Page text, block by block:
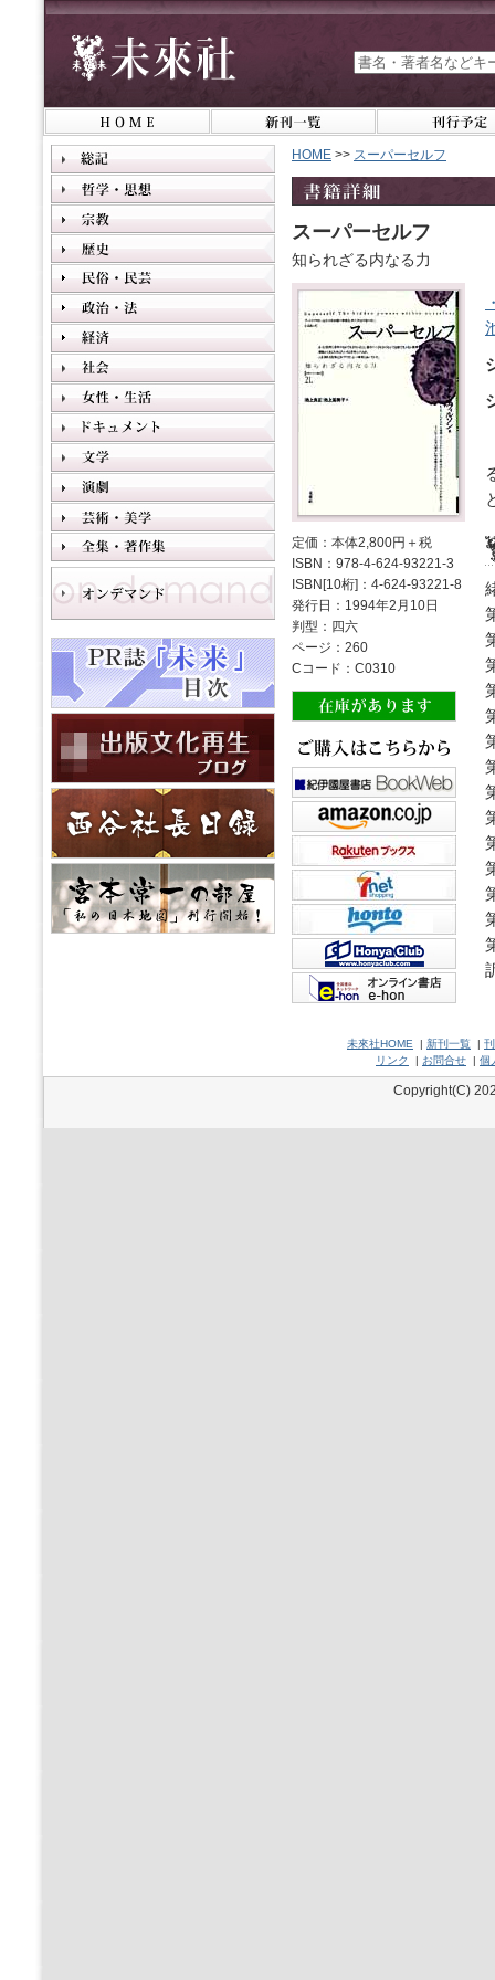
HOME >> スーパーセルフ
スーパーセルフ
知られざる内なる力
定価：本体2,800円＋税
ISBN：978-4-624-93221-3
ISBN[10桁]：4-624-93221-8
発行日：1994年2月10日
判型：四六
ページ：260
Cコード：C0310
未來社HOME | 新刊一覧 |
リンク
| お問合せ | 個
Copyright(C)